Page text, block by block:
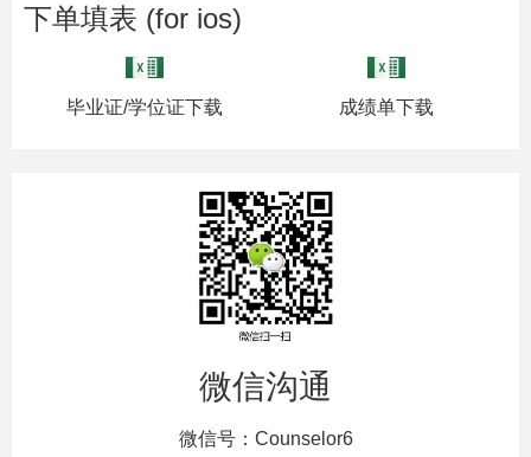
下单填表 (for ios)
毕业证/学位证下载 成绩单下载
微信沟通
微信号：Counselor6